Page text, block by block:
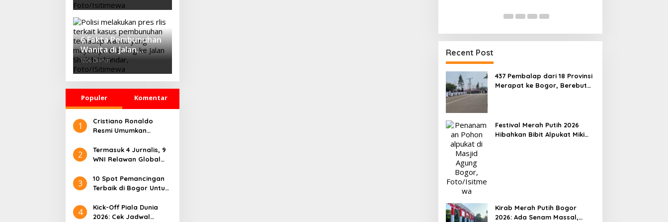
Profesor IPB
‘Growth Through
Equity’
6 Fakta Pembunuhan
Wanita di Jalan
Sholeh Iskandar
Bogor, Korban
Dicekik Dasi hingga
Jasadnya Dibuang
1206 Dilihat
Populer Komentar
1
Cristiano Ronaldo
Resmi Umumkan
Portugal
2
Termasuk 4 Jurnalis, 9
WNI Relawan Global
Penahanan Israel
3
10 Spot Pemancingan
Terbaik di Bogor Untuk
4
Kick-Off Piala Dunia
2026: Cek Jadwal
Recent Post
437 Pembalap dari 18 Provinsi
Merapat ke Bogor, Berebut
Festival Merah Putih 2026
Hibahkan Bibit Alpukat Miki
Kirab Merah Putih Bogor
2026: Ada Senam Massal,